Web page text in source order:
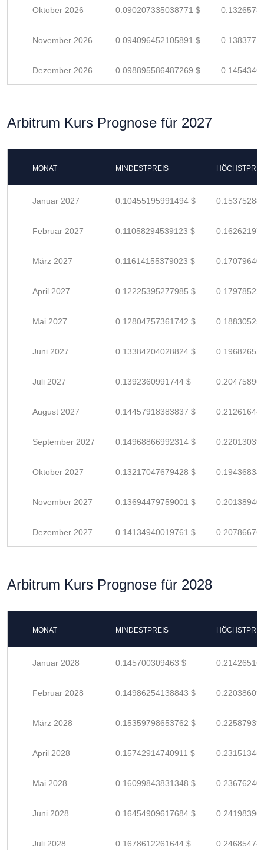
Oktober 2026 0.090207335038771 $
November 2026 0.094096452105891 $
Dezember 2026 0.098895586487269 $
Arbitrum Kurs Prognose für 2027
MONAT MINDESTPREIS
Januar 2027 0.10455195991494 $
Februar 2027 0.11058294539123 $
März 2027 0.11614155379023 $
April 2027 0.12225395277985 $
Mai 2027 0.12804757361742 $
Juni 2027 0.13384204028824 $
Juli 2027 0.1392360991744 $
August 2027 0.14457918383837 $
September 2027 0.14968866992314 $
Oktober 2027 0.13217047679428 $
November 2027 0.13694479759001 $
Dezember 2027 0.14134940019761 $
Arbitrum Kurs Prognose für 2028
MONAT MINDESTPREIS
Januar 2028 0.145700309463 $
Februar 2028 0.14986254138843 $
März 2028 0.15359798653762 $
April 2028 0.15742914740911 $
Mai 2028 0.16099843831348 $
Juni 2028 0.16454909617684 $
Juli 2028 0.1678612261644 $